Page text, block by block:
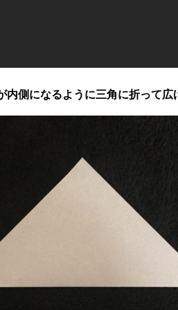
内側になるように三角に折って広